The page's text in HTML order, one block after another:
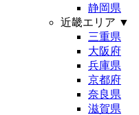
静岡県
近畿エリア ▼
三重県
大阪府
兵庫県
京都府
奈良県
滋賀県